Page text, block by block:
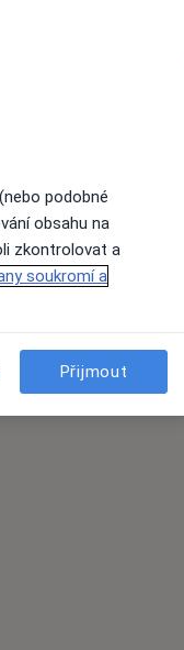
termínu
podobné
obsahu na
zkontrolovat a
soukromí a
Přijmout